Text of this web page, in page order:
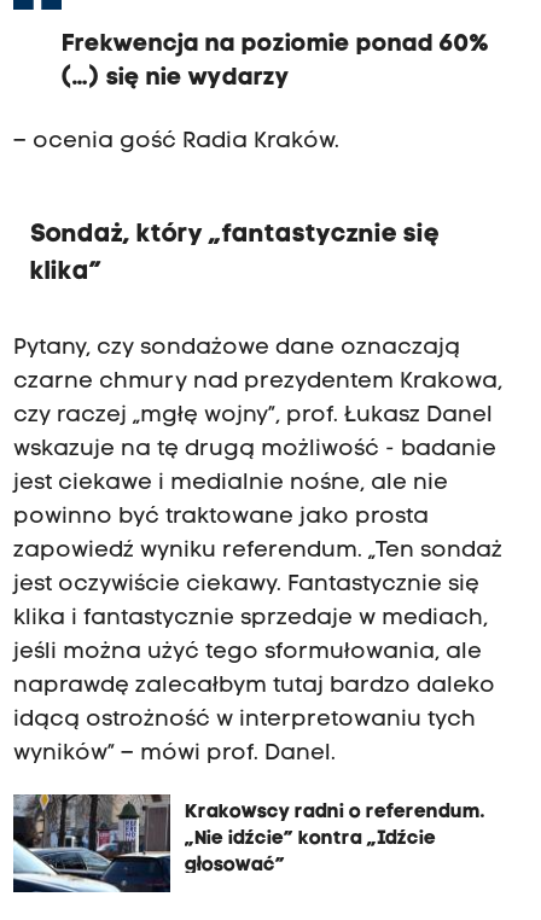
Frekwencja na poziomie ponad 60%
(…) się nie wydarzy
– ocenia gość Radia Kraków.
Sondaż, który „fantastycznie się
klika”
Pytany, czy sondażowe dane oznaczają
czarne chmury nad prezydentem Krakowa,
czy raczej „mgłę wojny”, prof. Łukasz Danel
wskazuje na tę drugą możliwość - badanie
jest ciekawe i medialnie nośne, ale nie
powinno być traktowane jako prosta
zapowiedź wyniku referendum. „Ten sondaż
jest oczywiście ciekawy. Fantastycznie się
klika i fantastycznie sprzedaje w mediach,
jeśli można użyć tego sformułowania, ale
naprawdę zalecałbym tutaj bardzo daleko
idącą ostrożność w interpretowaniu tych
wyników” – mówi prof. Danel.
Krakowscy radni o referendum.
„Nie idźcie” kontra „Idźcie
głosować”